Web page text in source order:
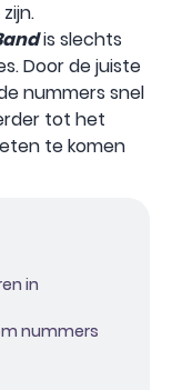
is slechts
Door de juiste
nummers snel
tot het
te komen
in
nummers